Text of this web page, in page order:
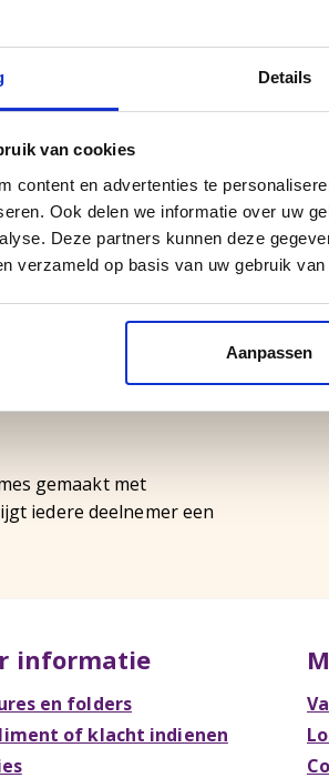
Details
van cookies
content en advertenties te
Ook delen we informatie over uw
Deze partners kunnen deze
verzameld op basis van uw gebruik
Aanpassen
Alleen wanneer een
Dit weten we dinsdag 1
bericht van ons. Tot en
af te melden. Vanaf 1
informatie over de locatie.
slecht weer: Sporthal van
gemaakt met
iedere deelnemer een
informatie
en folders
of klacht indienen